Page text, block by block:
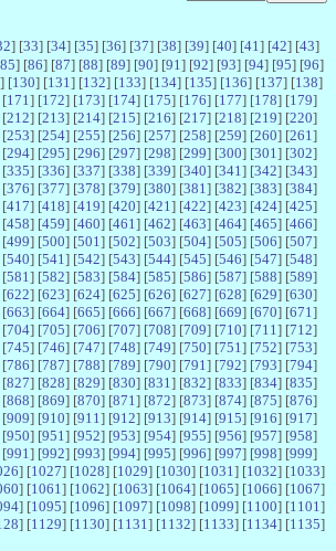
] [33] [34] [35] [36] [37] [38] [39] [40] [41 ] [42] [43]
85] [86] [87] [88] [89] [90] [91 ] [92] [93] [94] [95] [96]
] [130] [131 ] [132] [133] [134] [135] [136] [137] [138]
171 ] [172] [173] [174] [175] [176] [177] [178] [179]
212] [213] [214] [215] [216] [217] [218] [219] [220]
253] [254] [255] [256] [257] [258] [259] [260] [261 ]
294] [295] [296] [297] [298] [299] [300] [301 ] [302]
335] [336] [337] [338] [339] [340] [341 ] [342] [343]
376] [377] [378] [379] [380] [381 ] [382] [383] [384]
417] [418] [419] [420] [421 ] [422] [423] [424] [425]
458] [459] [460] [461 ] [462] [463] [464] [465] [466]
499] [500] [501 ] [502] [503] [504] [505] [506] [507]
540] [541 ] [542] [543] [544] [545] [546] [547] [548]
581 ] [582] [583] [584] [585] [586] [587] [588] [589]
622] [623] [624] [625] [626] [627] [628] [629] [630]
663] [664] [665] [666] [667] [668] [669] [670] [671 ]
704] [705] [706] [707] [708] [709] [710] [711 ] [712]
745] [746] [747] [748] [749] [750] [751 ] [752] [753]
786] [787] [788] [789] [790] [791 ] [792] [793] [794]
827] [828] [829] [830] [831 ] [832] [833] [834] [835]
868] [869] [870] [871 ] [872] [873] [874] [875] [876]
909] [910] [911 ] [912] [913] [914] [915] [916] [917]
950] [951 ] [952] [953] [954] [955] [956] [957] [958]
991 ] [992] [993] [994] [995] [996] [997] [998] [999]
] [1027] [1028] [1029] [1030] [1031 ] [1032] [1033]
] [1061 ] [1062] [1063] [1064] [1065] [1066] [1067]
] [1095] [1096] [1097] [1098] [1099] [1100] [1101 ]
] [1129] [1130] [1131 ] [1132] [1133] [1134] [1135]